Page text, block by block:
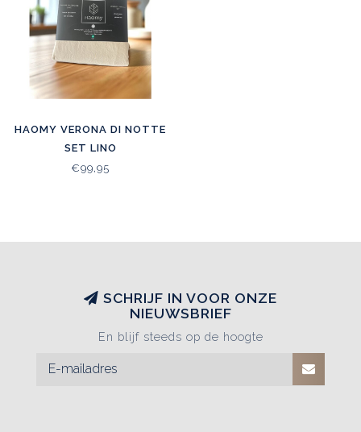
HAOMY VERONA DI NOTTE
SET LINO
€99,95
SCHRIJF IN VOOR ONZE
NIEUWSBRIEF
En blijf steeds op de hoogte